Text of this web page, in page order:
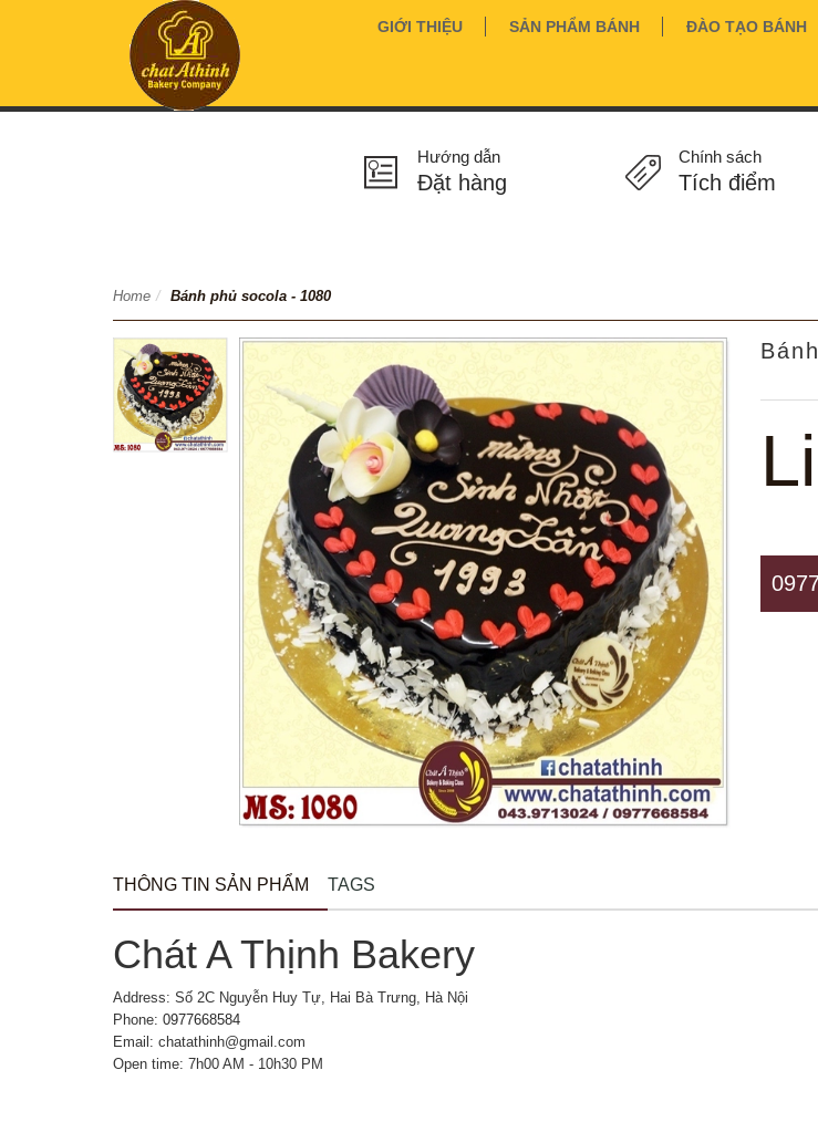
GIỚI THIỆU SẢN PHẨM BÁNH ĐÀO TẠO BÁNH
Hướng dẫn
Đặt hàng
Chính sách
Tích điểm
Home / Bánh phủ socola - 1080
THÔNG TIN SẢN PHẨM TAGS
Chát A Thịnh Bakery
Address: Số 2C Nguyễn Huy Tự, Hai Bà Trưng, Hà Nội
Phone: 0977668584
Email: chatathinh@gmail.com
Open time: 7h00 AM - 10h30 PM